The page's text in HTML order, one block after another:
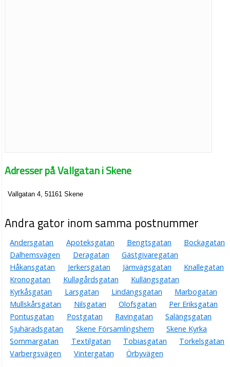
Adresser på Vallgatan i Skene
Vallgatan 4, 51161 Skene
Andra gator inom samma postnummer
Andersgatan Apoteksgatan Bengtsgatan
Bockagatan
Dalhemsvägen
Deragatan
Gästgivaregatan
Håkansgatan
Jerkersgatan Järnvägsgatan
Knallegatan
Kronogatan
Kullagårdsgatan
Kullängsgatan
Kyrkåsgatan
Larsgatan Lindängsgatan
Marbogatan
Mullskårsgatan
Nilsgatan Olofsgatan
Per Eriksgatan
Pontusgatan
Postgatan Ravingatan
Salängsgatan
Sjuhäradsgatan
Skene Församlingshem
Skene Kyrka
Sommargatan
Textilgatan Tobiasgatan
Torkelsgatan
Varbergsvägen
Vintergatan Örbyvägen